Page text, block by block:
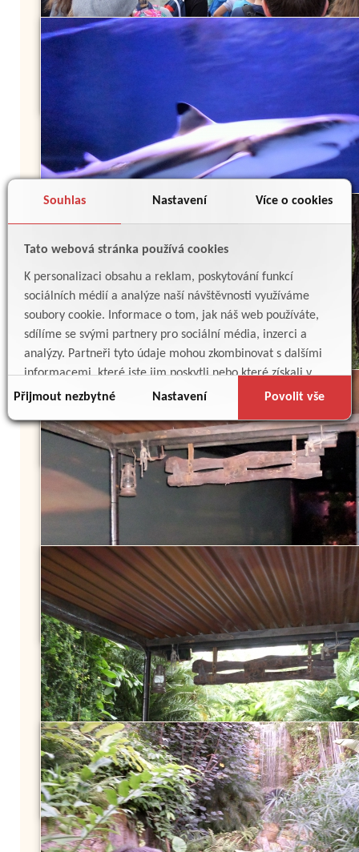
Souhlas Nastavení Více o cookies
Tato webová stránka používá cookies
K personalizaci obsahu a reklam, poskytování funkcí
sociálních médií a analýze naší návštěvnosti využíváme
soubory cookie. Informace o tom, jak náš web používáte,
sdílíme se svými partnery pro sociální média, inzerci a
analýzy. Partneři tyto údaje mohou zkombinovat s dalšími
informacemi, které jste jim poskytli nebo které získali v
důsledku toho, že používáte jejich služby.
Přijmout nezbytné Nastavení Povolit vše